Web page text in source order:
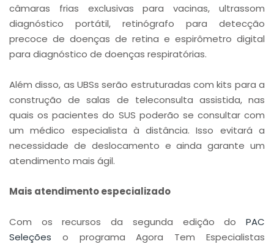
câmaras frias exclusivas para vacinas, ultrassom
diagnóstico portátil, retinógrafo para detecção
precoce de doenças de retina e espirômetro digital
para diagnóstico de doenças respiratórias.
Além disso, as UBSs serão estruturadas com kits para a
construção de salas de teleconsulta assistida, nas
quais os pacientes do SUS poderão se consultar com
um médico especialista à distância. Isso evitará a
necessidade de deslocamento e ainda garante um
atendimento mais ágil.
Mais atendimento especializado
Com os recursos da segunda edição do PAC
Seleções o programa Agora Tem Especialistas